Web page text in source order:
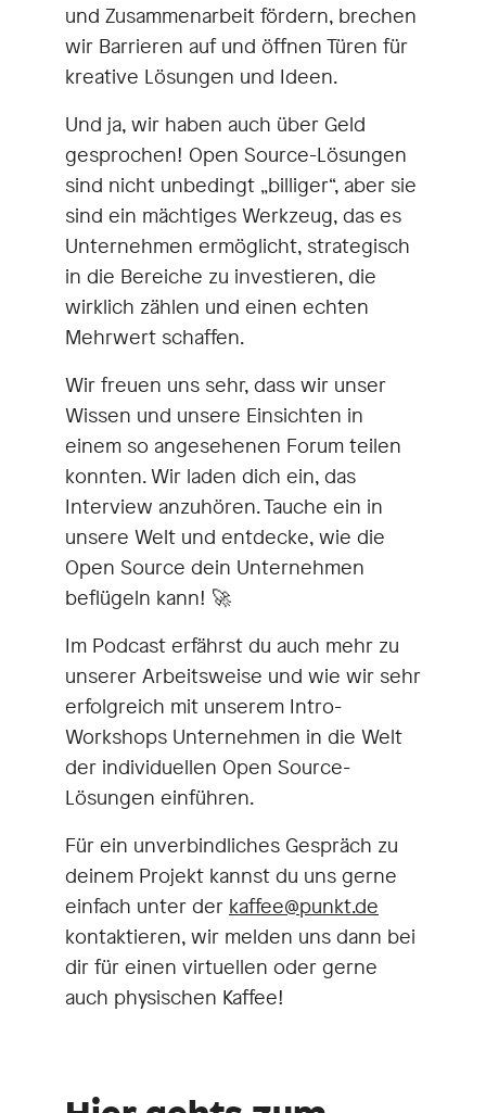
und Zusammenarbeit fördern, brechen
wir Barrieren auf und öffnen Türen für
kreative Lösungen und Ideen.
Und ja, wir haben auch über Geld
gesprochen! Open Source-Lösungen
sind nicht unbedingt „billiger“, aber sie
sind ein mächtiges Werkzeug, das es
Unternehmen ermöglicht, strategisch
in die Bereiche zu investieren, die
wirklich zählen und einen echten
Mehrwert schaffen.
Wir freuen uns sehr, dass wir unser
Wissen und unsere Einsichten in
einem so angesehenen Forum teilen
konnten. Wir laden dich ein, das
Interview anzuhören. Tauche ein in
unsere Welt und entdecke, wie die
Open Source dein Unternehmen
beflügeln kann! 🚀
Im Podcast erfährst du auch mehr zu
unserer Arbeitsweise und wie wir sehr
erfolgreich mit unserem Intro-
Workshops Unternehmen in die Welt
der individuellen Open Source-
Lösungen einführen.
Für ein unverbindliches Gespräch zu
deinem Projekt kannst du uns gerne
einfach unter der kaffee@punkt.de
kontaktieren, wir melden uns dann bei
dir für einen virtuellen oder gerne
auch physischen Kaffee!